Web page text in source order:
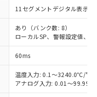
11セグメントデジタル表示
あり（バンク数: 8）
ローカルSP、警報設定値、
60ms
温度入力: 0.1～3240.0℃/°F
アナログ入力: 0.01～